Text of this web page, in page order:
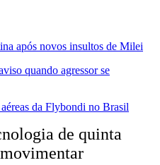
após novos insultos de Milei
quando agressor se
da Flybondi no Brasil
de quinta